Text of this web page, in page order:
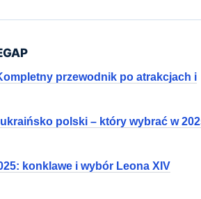
przewodnik po atrakcjach i
ukraińsko polski – który wybrać w
konklawe i wybór Leona XIV